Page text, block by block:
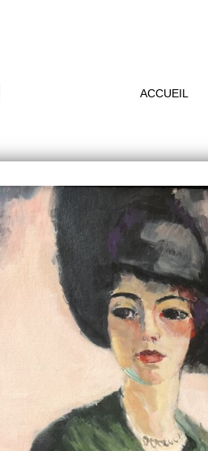
ACCUEIL